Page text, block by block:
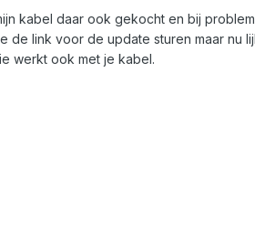
kabel daar ook gekocht en bij
de link voor de update sturen maar nu
werkt ook met je kabel.